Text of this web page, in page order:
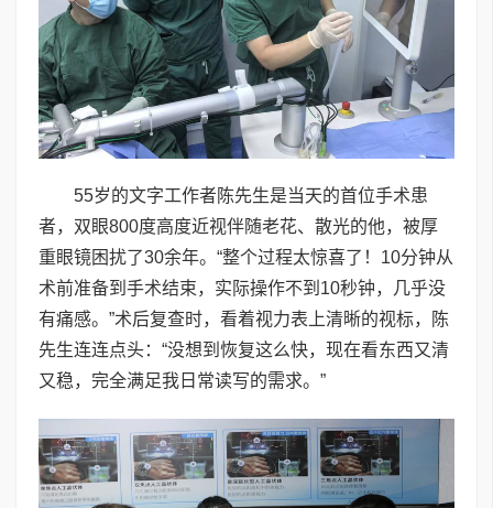
55岁的文字工作者陈先生是当天的首位手术患
者，双眼800度高度近视伴随老花、散光的他，被厚
重眼镜困扰了30余年。“整个过程太惊喜了！10分钟从
术前准备到手术结束，实际操作不到10秒钟，几乎没
有痛感。”术后复查时，看着视力表上清晰的视标，陈
先生连连点头：“没想到恢复这么快，现在看东西又清
又稳，完全满足我日常读写的需求。”